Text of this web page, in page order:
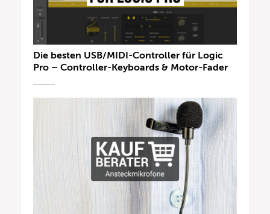
Die besten USB/MIDI-Controller für Logic
Pro – Controller-Keyboards & Motor-Fader